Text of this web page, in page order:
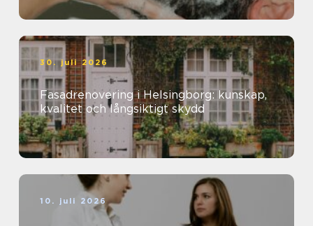
30. juli 2026
Fasadrenovering i Helsingborg: kunskap,
kvalitet och långsiktigt skydd
10. juli 2026